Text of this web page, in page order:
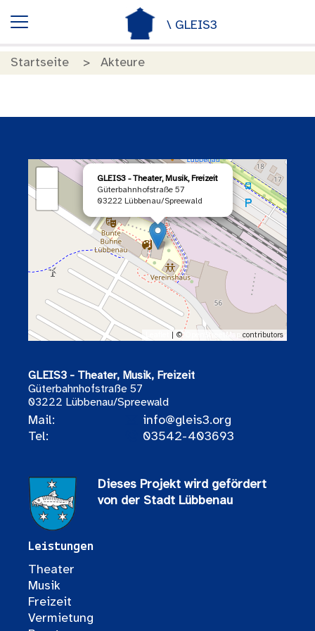
\ GLEIS3
Startseite Akteure
GLEIS3 - Theater, Musik, Freizeit
Güterbahnhofstraße 57
03222 Lübbenau/Spreewald
| © contributors
GLEIS3 - Theater, Musik, Freizeit
Güterbahnhofstraße 57
03222 Lübbenau/Spreewald
Mail:
info@gleis3.org
Tel:
03542-403693
Dieses Projekt wird gefördert
von der Stadt Lübbenau
Leistungen
Theater
Musik
Freizeit
Vermietung